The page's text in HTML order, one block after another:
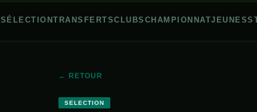
SÉLECTION TRANSFERTSCLUBS CHAMPIONNATJEUNES
← RETOUR
SELECTION